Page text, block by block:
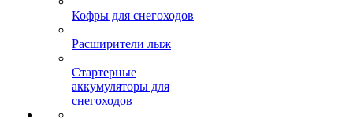
Кофры для снегоходов
Расширители лыж
Стартерные
аккумуляторы для
снегоходов